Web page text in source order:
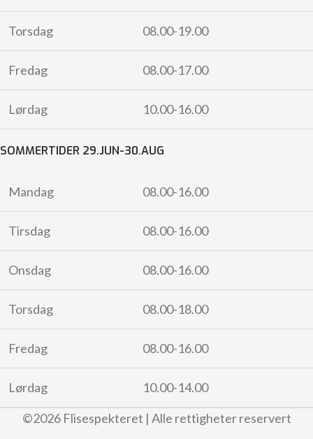
Torsdag 08.00-19.00
Fredag 08.00-17.00
Lørdag 10.00-16.00
SOMMERTIDER 29.JUN-30.AUG
Mandag 08.00-16.00
Tirsdag 08.00-16.00
Onsdag 08.00-16.00
Torsdag 08.00-18.00
Fredag 08.00-16.00
Lørdag
10.00-14.00
©2026 Flisespekteret | Alle rettigheter reservert